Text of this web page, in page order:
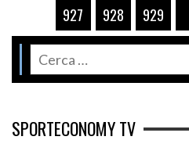
927
928 929
SPORTECONOMY TV